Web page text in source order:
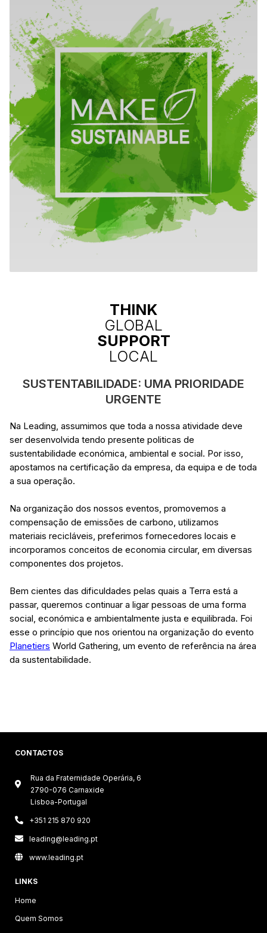
THINK
GLOBAL
SUPPORT
LOCAL
SUSTENTABILIDADE: UMA PRIORIDADE
URGENTE
Na Leading, assumimos que toda a nossa atividade deve
ser desenvolvida tendo presente politicas de
sustentabilidade económica, ambiental e social. Por isso,
apostamos na certificação da empresa, da equipa e de toda
a sua operação.
Na organização dos nossos eventos, promovemos a
compensação de emissões de carbono, utilizamos
materiais recicláveis, preferimos fornecedores locais e
incorporamos conceitos de economia circular, em diversas
componentes dos projetos.
Bem cientes das dificuldades pelas quais a Terra está a
passar, queremos continuar a ligar pessoas de uma forma
social, económica e ambientalmente justa e equilibrada. Foi
esse o princípio que nos orientou na organização do evento
Planetiers World Gathering, um evento de referência na área
da sustentabilidade.
CONTACTOS

Rua da Fraternidade Operária, 6
2790-076 Carnaxide
Lisboa-Portugal
 +351 215 870 920
 leading@leading.pt
 www.leading.pt
LINKS
Home
Quem Somos